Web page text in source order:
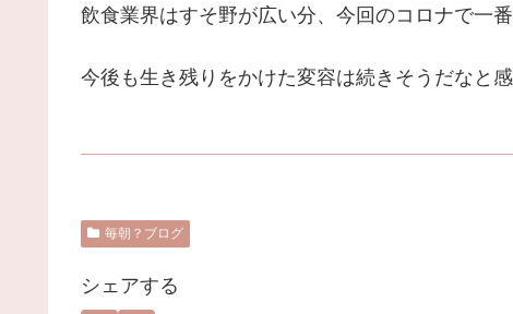
飲食業界はすそ野が広い分、今回のコロナで一
今後も生き残りをかけた変容は続きそうだなと
毎朝？ブログ
シェアする